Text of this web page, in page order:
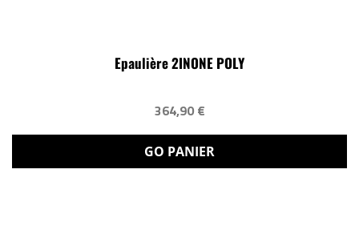
Epaulière 2INONE POLY
364,90 €
GO PANIER